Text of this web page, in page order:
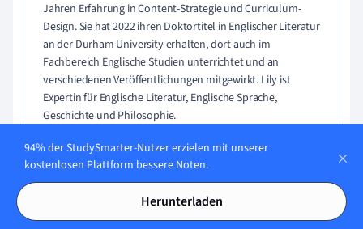
Jahren Erfahrung in Content-Strategie und Curriculum-
Design. Sie hat 2022 ihren Doktortitel in Englischer Literatur
an der Durham University erhalten, dort auch im
Fachbereich Englische Studien unterrichtet und an
verschiedenen Veröffentlichungen mitgewirkt. Lily ist
Expertin für Englische Literatur, Englische Sprache,
Geschichte und Philosophie.
Lerne Lily kennen
94% der StudySmarter-Nutzer erzielen mit unserer
kostenlosen Plattform bessere Noten.
Herunterladen